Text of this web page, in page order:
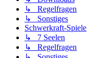
↳ Regelfragen
↳ Sonstiges
Schwerkraft-Spiele
↳ 7 Seelen
↳ Regelfragen